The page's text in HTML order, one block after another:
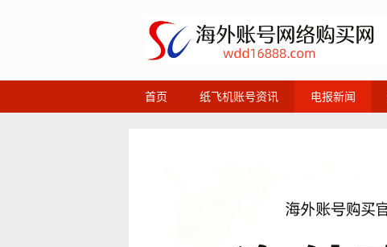
首页 纸飞机账号资讯 电报新闻